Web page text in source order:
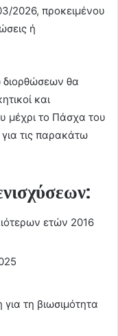
2026, προκειμένου
ή
θα
και
μέχρι το Πάσχα του
τις παρακάτω
ετών 2016
τη βιωσιμότητα